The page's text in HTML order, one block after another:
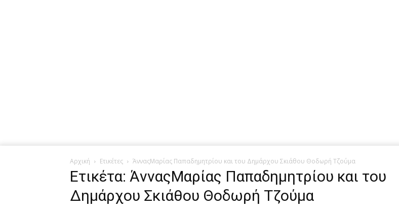
Αρχική Ετικέτες ΆνναςΜαρίας Παπαδημητρίου και του Δημάρχου Σκιάθου Θοδωρή Τζούμα
Ετικέτα: ΆνναςΜαρίας Παπαδημητρίου και του
Δημάρχου Σκιάθου Θοδωρή Τζούμα